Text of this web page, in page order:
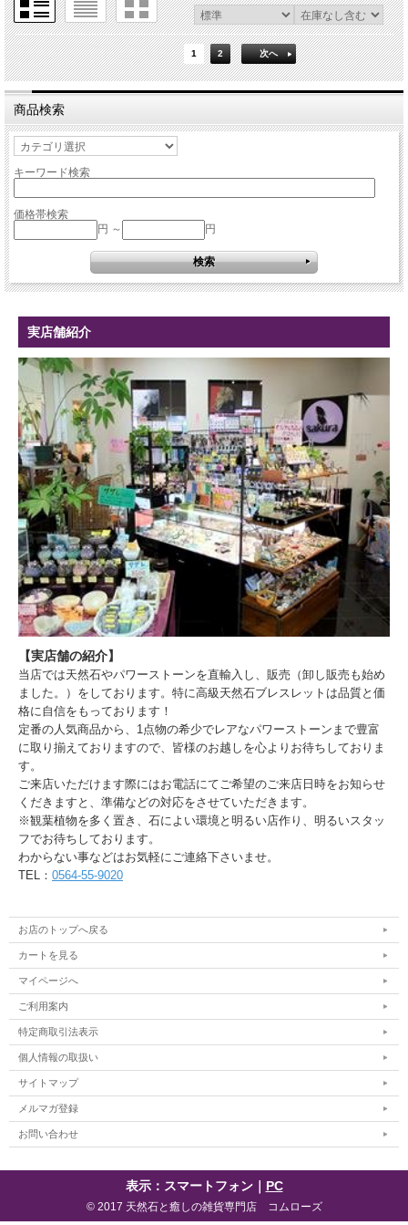
1 2 次へ
商品検索
キーワード検索
価格帯検索
円 ～
円
実店舗紹介
【実店舗の紹介】
当店では天然石やパワーストーンを直輸入し、販売（卸し販売も始め
ました。）をしております。特に高級天然石ブレスレットは品質と価
格に自信をもっております！
定番の人気商品から、1点物の希少でレアなパワーストーンまで豊富
に取り揃えておりますので、皆様のお越しを心よりお待ちしておりま
す。
ご来店いただけます際にはお電話にてご希望のご来店日時をお知らせ
くだきますと、準備などの対応をさせていただきます。
※観葉植物を多く置き、石によい環境と明るい店作り、明るいスタッ
フでお待ちしております。
わからない事などはお気軽にご連絡下さいませ。
TEL： 0564-55-9020
お店のトップへ戻る
カートを見る
マイページへ
ご利用案内
特定商取引法表示
個人情報の取扱い
サイトマップ
メルマガ登録
お問い合わせ
表示：スマートフォン｜ PC
© 2017 天然石と癒しの雑貨専門店 コムローズ